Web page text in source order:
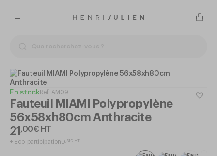
En stockRéf. AM09
Fauteuil MIAMI Polypropylène
56x58xh80cm Anthracite
21,00€ HT
+ Eco-participation0 ,31 € HT